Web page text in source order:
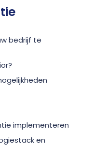
bedrijf te
implementeren
en